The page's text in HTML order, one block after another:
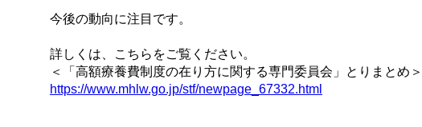
今後の動向に注目です。
詳しくは、こちらをご覧ください。
＜「高額療養費制度の在り方に関する専門委員会」とりまとめ＞
https://www.mhlw.go.jp/stf/newpage_67332.html